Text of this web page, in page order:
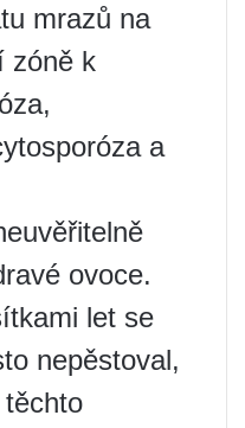
mrazů na
zóně k
a
ovoce.
let se
nepěstoval,